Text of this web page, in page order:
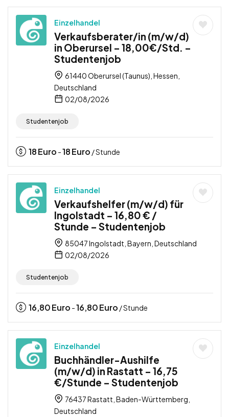
Einzelhandel
Verkaufsberater/in (m/w/d)
in Oberursel – 18,00€/Std. –
Studentenjob
61440 Oberursel (Taunus), Hessen,
Deutschland
02/08/2026
Studentenjob
18Euro -18Euro / Stunde
Einzelhandel
Verkaufshelfer (m/w/d) für
Ingolstadt – 16,80 € /
Stunde – Studentenjob
85047 Ingolstadt, Bayern, Deutschland
02/08/2026
Studentenjob
16,80Euro -16,80Euro / Stunde
Einzelhandel
Buchhändler-Aushilfe
(m/w/d) in Rastatt – 16,75
€/Stunde – Studentenjob
76437 Rastatt, Baden-Württemberg,
Deutschland